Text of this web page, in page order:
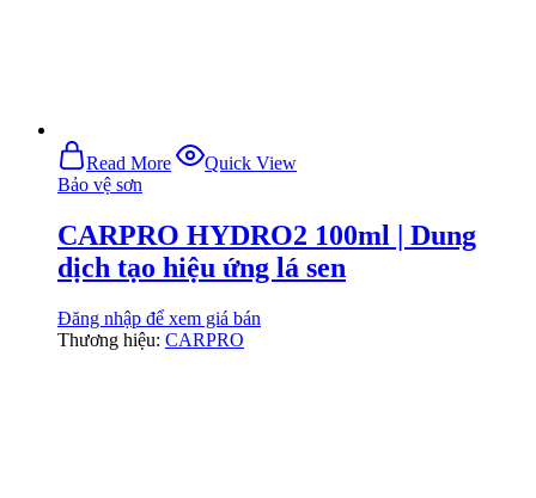
Read More
Quick View
Bảo vệ sơn
CARPRO HYDRO2 100ml | Dung
dịch tạo hiệu ứng lá sen
Đăng nhập để xem giá bán
Thương hiệu: CARPRO